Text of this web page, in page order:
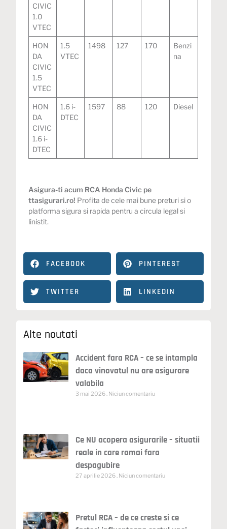
CIVIC
1.0
VTEC
HON
DA
CIVIC
1.5
VTEC
1.5
VTEC
1498 127 170
Benzi
na
HON
DA
CIVIC
1.6 i-
DTEC
1.6 i-
DTEC
1597 88 120 Diesel
Asigura-ti acum RCA Honda Civic pe
ttasigurari.ro! Profita de cele mai bune preturi si o
platforma sigura si rapida pentru a circula legal si
linistit.
FACEBOOK PINTEREST
TWITTER LINKEDIN
Alte noutati
Accident fara RCA – ce se intampla
daca vinovatul nu are asigurare
valabila
3 mai 2026 Niciun comentariu
Ce NU acopera asigurarile – situatii
reale in care ramai fara
despagubire
27 aprilie 2026 Niciun comentariu
Pretul RCA – de ce creste si ce